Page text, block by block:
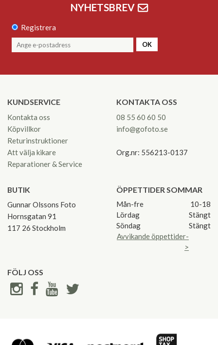
NYHETSBREV
Registrera
OK
KUNDSERVICE
Kontakta oss
Köpvillkor
Returinstruktioner
Att välja kikare
Reparationer & Service
KONTAKTA OSS
08 55 60 60 50
info@gofoto.se
Org.nr: 556213-0137
BUTIK
Gunnar Olssons Foto
Hornsgatan 91
117 26 Stockholm
ÖPPETTIDER SOMMAR
Mån-fre
10-18
Lördag
Stängt
Söndag
Stängt
Avvikande öppettider-
>
FÖLJ OSS